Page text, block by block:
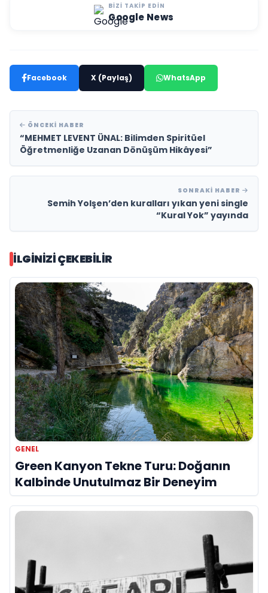
BIZI TAKIP EDIN
Google News
Facebook X (Paylaş) WhatsApp
ÖNCEKI HABER
“MEHMET LEVENT ÜNAL: Bilimden Spiritüel
Öğretmenliğe Uzanan Dönüşüm Hikâyesi”
SONRAKI HABER
Semih Yolşen’den kuralları yıkan yeni single
“Kural Yok” yayında
İLGINIZI ÇEKEBILIR
GENEL
Green Kanyon Tekne Turu: Doğanın
Kalbinde Unutulmaz Bir Deneyim